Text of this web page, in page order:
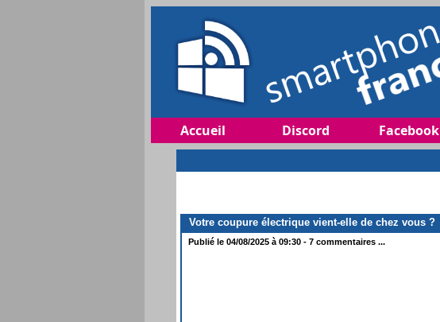
Accueil Discord Facebook
Votre coupure électrique vient-elle de chez vous ?
Publié le 04/08/2025 à 09:30 - 7 commentaires ...